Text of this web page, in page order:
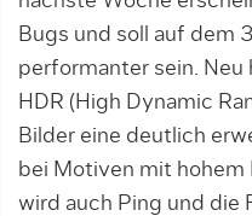
Bugs und soll auf dem
performanter sein. Neu
HDR (High Dynamic
Bilder eine deutlich
bei Motiven mit hohem
wird auch Ping und die